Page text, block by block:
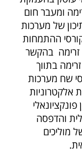
ומעבר חום
של מערכות
קורסי ההתמחות
זרימה בהקשר
בתווך
שח מערכות
אלקטרוניות
והדפסה
מוליכים